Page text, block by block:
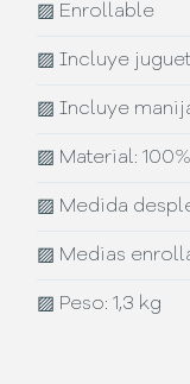
▨ Enrollable
▨ Incluye
▨ Incluye
▨ Material:
▨ Medida
▨ Medias
▨ Peso: 1,3 kg